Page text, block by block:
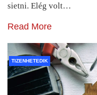
sietni. Elég volt…
Read More
TIZENHETEDIK